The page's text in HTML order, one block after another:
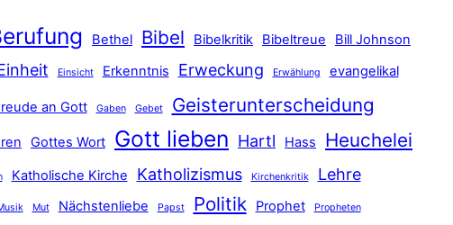
Bethel Bibel Bibelkritik Bibeltreue Bill Johnson
Einsicht Erkenntnis Erweckung Erwählung evangelikal
an Gott Gaben Gebet Geisterunterscheidung
Gottes Wort Gott lieben Hartl Hass Heuchelei
Katholische Kirche Katholizismus Kirchenkritik Lehre
Mut Nächstenliebe Papst Politik Prophet Propheten